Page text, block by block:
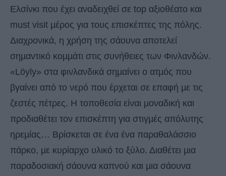
Ελσίνκι που έχει αναδειχθεί σε top αξιοθέατο και
must visit µέρος για τους επισκέπτες της πόλης.
Διαχρονικά, η χρήση της σάουνα αποτελεί
σηµαντικό κοµµάτι στις συνήθειες των Φινλανδών.
«Löyly» στα φινλανδικά σηµαίνει ο ατµός που
βγαίνει από το νερό που έρχεται σε επαφή µε τις
ζεστές πέτρες. Η τοποθεσία είναι µοναδική και
προδιαθέτει τον επισκέπτη για στιγµές απόλυτης
ηρεµίας… Βρίσκεται σε ένα ένα παραθαλάσσιο
πάρκο, µε κυρίαρχο υλικό το ξύλο. Διαθέτει µια
παραδοσιακή σάουνα καπνού και µια σάουνα